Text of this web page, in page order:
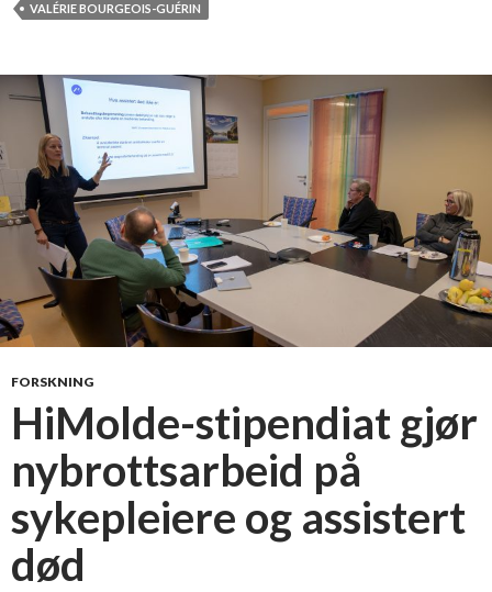
l
t
s
j
d
ø
d
,
A
n
t
c
i
s
t
VALÉRIE BOURGEOIS-GUÉRIN
FORSKNING
HiMolde-stipendiat gjør
nybrottsarbeid på
sykepleiere og assistert
død